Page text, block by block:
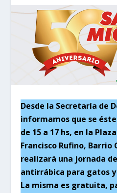
Desde la Secretaría de
informamos que se
de 15 a 17 hs, en la
Francisco Rufino, Barrio
realizará una jornada
antirrábica para gatos
La misma es gratuita,